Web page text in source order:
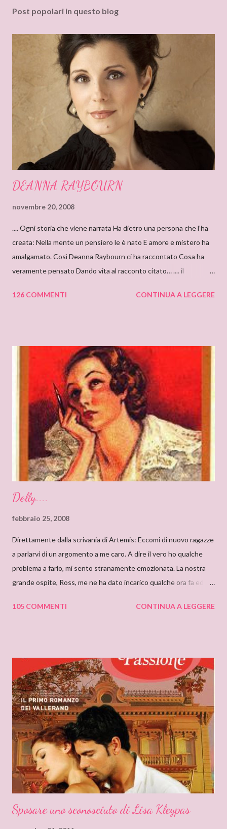
m
n
Post popolari in questo blog
DEANNA RAYBOURN
novembre 20, 2008
.... Ogni storia che viene narrata Ha dietro una persona che l’ha
creata: Nella mente un pensiero le è nato E amore e mistero ha
amalgamato. Così Deanna Raybourn ci ha raccontato Cosa ha
veramente pensato Dando vita al racconto citato… .... il
RAYBOURN Ciao Deanna, posso solo iniziare dicendo che sono
molto affascinante, con un intreccio poderoso e
un’ambientazione suggestiva – una tenuta di campagna in
un’antica abbazia, niente meno! E mi ha ricordato i vecchi
romanzi gotici con così tanto mistero ed elementi
soprannaturali. Hi, Deanna, I can only start saying that I’m very
very proud to interview an author like you. I’ve just finished
reading “Silent in the Sanctuary”, and I’ve found it very
intriguing, with a ponderous plot and a sug...
126 COMMENTI CONTINUA A LEGGERE
Delly....
febbraio 25, 2008
Direttamente dalla scrivania di Artemis: Eccomi di nuovo ragazze
a parlarvi di un argomento a me caro. A dire il vero ho qualche
problema a farlo, mi sento stranamente emozionata. La nostra
grande ospite, Ross, me ne ha dato incarico qualche ora fa ed io,
sensazione non saprei individuarlo, è una sensazione strana e
non erano solo favole per bambini. Quando andavo a trovare mia
zia mi soffermavo davanti ad una libreria che lei teneva nel
soggiorno e lì leggevo i titoli dei libri esposti cercando
l’ispirazione. Fu così che un giorno sfiorai con le dita la costina di
un Delly. Lo presi in prestito e iniziò così la mia conoscenza. Non
so quanto ci misi a leggerlo e non so neanche se il primo mi
piacque. So però che quando leggo il nome Delly, qua...
105 COMMENTI CONTINUA A LEGGERE
Sposare uno sconosciuto di Lisa Kleypas